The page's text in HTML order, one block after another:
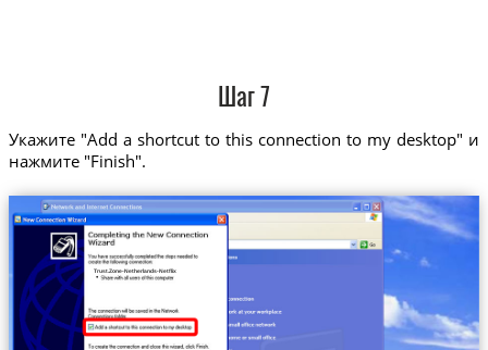
Шаг 7
Укажите "Add a shortcut to this connection to my desktop" и
нажмите "Finish".
Trust.Zone-Netherlands-Netflix